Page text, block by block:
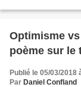
Optimisme
poème sur le
Publié le 05/03/2018
Par Daniel Confland